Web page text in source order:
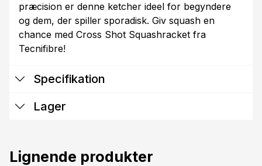
præcision er denne ketcher ideel for begyndere
og dem, der spiller sporadisk. Giv squash en
chance med Cross Shot Squashracket fra
Tecnifibre!
Specifikation
Lager
Lignende produkter